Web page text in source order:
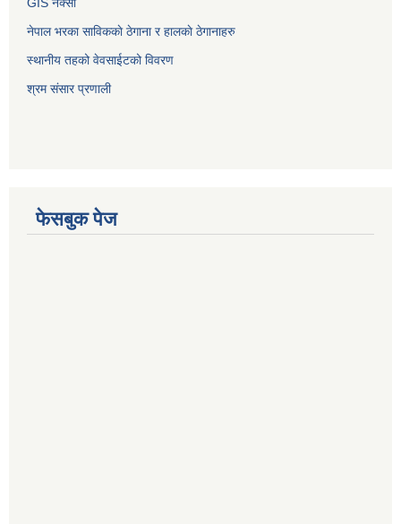
GIS नक्सा
नेपाल भरका साविककाे ठेगाना र हालकाे ठेगानाहरु
स्थानीय तहको वेवसाईटको विवरण
श्रम संसार प्रणाली
फेसबुक पेज